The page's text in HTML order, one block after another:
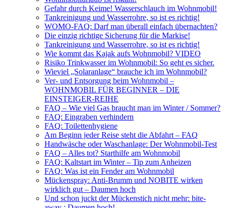
Gefahr durch Keime! Wasserschlauch im Wohnmobil!
Tankreinigung und Wasserrohre, so ist es richtig!
WOMO-FAQ: Darf man überall einfach übernachten?
Die einzig richtige Sicherung für die Markise!
Tankreinigung und Wasserrohre, so ist es richtig!
Wie kommt das Kajak aufs Wohnmobil? VIDEO
Risiko Trinkwasser im Wohnmobil: So geht es sicher.
Wieviel „Solaranlage“ brauche ich im Wohnmobil?
Ver- und Entsorgung beim Wohnmobil –
WOHNMOBIL FÜR BEGINNER – DIE
EINSTEIGER-REIHE
FAQ – Wie viel Gas braucht man im Winter / Sommer?
FAQ: Eingraben verhindern
FAQ: Toilettenhygiene
Am Beginn jeder Reise steht die Abfahrt – FAQ
Handwäsche oder Waschanlage: Der Wohnmobil-Test
FAQ – Alles tot? Starthilfe am Wohnmobil
FAQ: Kaltstart im Winter – Tip zum Anheizen
FAQ: Was ist ein Fender am Wohnmobil
Mückenspray: Anti-Brumm und NOBITE wirken
wirklich gut – Daumen hoch
Und schon juckt der Mückenstich nicht mehr: bite-